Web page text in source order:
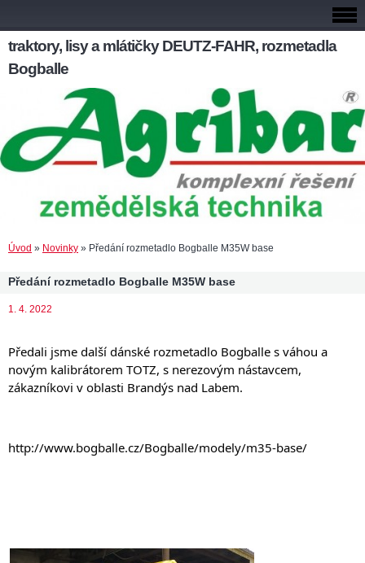
traktory, lisy a mlátičky DEUTZ-FAHR, rozmetadla
Bogballe
Úvod » Novinky » Předání rozmetadlo Bogballe M35W base
Předání rozmetadlo Bogballe M35W base
1. 4. 2022
Předali jsme další dánské rozmetadlo Bogballe s váhou a
novým kalibrátorem TOTZ, s nerezovým nástavcem,
zákazníkovi v oblasti Brandýs nad Labem.
http://www.bogballe.cz/Bogballe/modely/m35-base/